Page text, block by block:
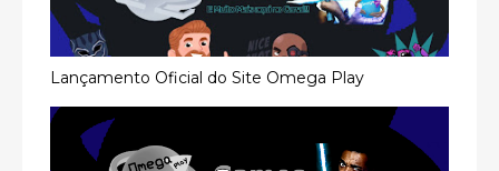
Lançamento Oficial do Site Omega Play